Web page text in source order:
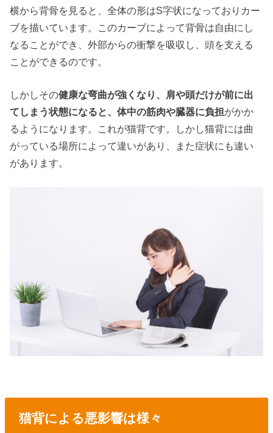
横から背骨を見ると、全体の形はS字状になっておりカー
ブを描いています。このカーブによって背骨は自由にし
なることができ、外部からの衝撃を吸収し、頭を支える
ことができるのです。
しかしその健康な弯曲が強くなり、肩や頭だけが前に出
てしまう状態になると、体中の筋肉や臓器に負担がかか
るようになります。これが猫背です。しかし猫背には曲
がっている場所によって違いがあり、また症状にも違い
があります。
猫背による悪影響は様々